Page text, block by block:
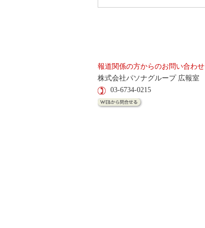
報道関係の方からのお問い合わせ
株式会社パソナグループ 広報室
03-6734-0215